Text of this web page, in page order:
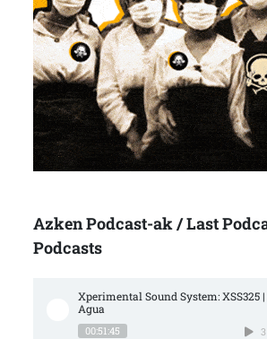
Azken Podcast-ak / Last
Podcasts
Xperimental Sound System: XSS325
Agua
00:51:45 3